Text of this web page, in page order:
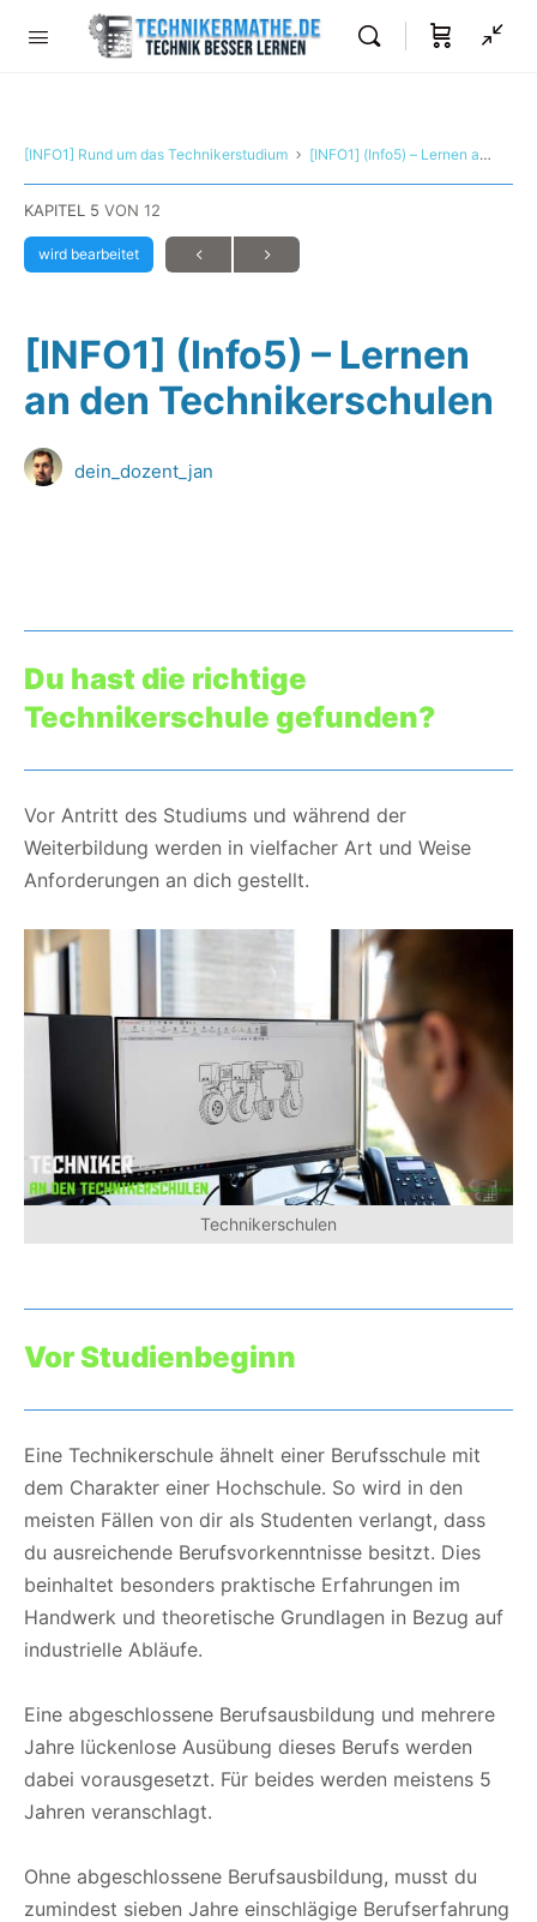
[INFO1] Rund um das Technikerstudium [INFO1] (Info5) – Lernen an den Technikerschulen
KAPITEL 5 VON 12
wird bearbeitet
[INFO1] (Info5) – Lernen
an den Technikerschulen
dein_dozent_jan
Du hast die richtige
Technikerschule gefunden?
Vor Antritt des Studiums und während der
Weiterbildung werden in vielfacher Art und Weise
Anforderungen an dich gestellt.
Technikerschulen
Vor Studienbeginn
Eine Technikerschule ähnelt einer Berufsschule mit
dem Charakter einer Hochschule. So wird in den
meisten Fällen von dir als Studenten verlangt, dass
du ausreichende Berufsvorkenntnisse besitzt. Dies
beinhaltet besonders praktische Erfahrungen im
Handwerk und theoretische Grundlagen in Bezug auf
industrielle Abläufe.
Eine abgeschlossene Berufsausbildung und mehrere
Jahre lückenlose Ausübung dieses Berufs werden
dabei vorausgesetzt. Für beides werden meistens 5
Jahren veranschlagt.
Ohne abgeschlossene Berufsausbildung, musst du
zumindest sieben Jahre einschlägige Berufserfahrung